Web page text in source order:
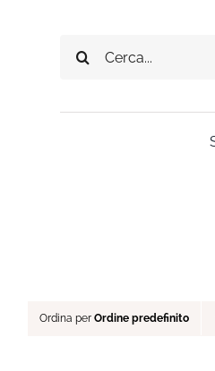
per:
Ordina per Ordine predefinito